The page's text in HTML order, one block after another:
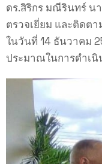
ดร.สิริกร มณีรินทร์ น
ตรวจเยี่ยม และติดต
ในวันที่ 14 ธันวาคม
ประมาณในการดำเ